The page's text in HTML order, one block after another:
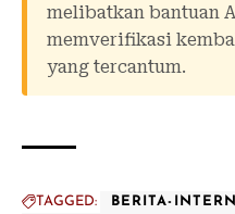
melibatkan bantuan
memverifikasi
yang tercantum.
TAGGED: BERITA-